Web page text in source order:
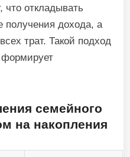
что откладывать
получения дохода, а
трат. Такой подход
формирует
семейного
на накопления